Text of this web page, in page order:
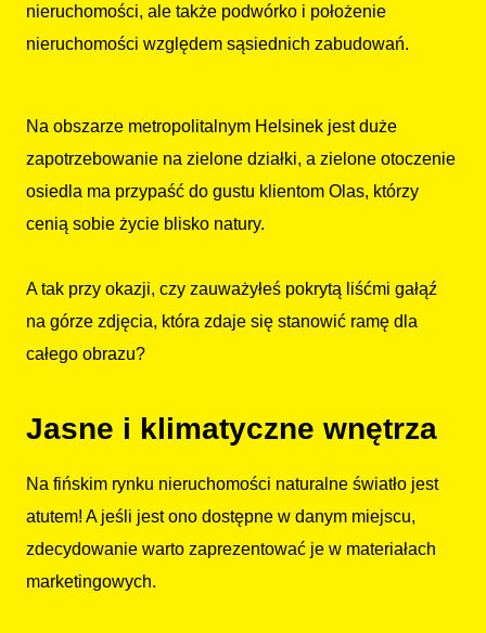
nieruchomości, ale także podwórko i położenie
nieruchomości względem sąsiednich zabudowań.
Na obszarze metropolitalnym Helsinek jest duże
zapotrzebowanie na zielone działki, a zielone otoczenie
osiedla ma przypaść do gustu klientom Olas, którzy
cenią sobie życie blisko natury.
A tak przy okazji, czy zauważyłeś pokrytą liśćmi gałąź
na górze zdjęcia, która zdaje się stanowić ramę dla
całego obrazu?
Jasne i klimatyczne wnętrza
Na fińskim rynku nieruchomości naturalne światło jest
atutem! A jeśli jest ono dostępne w danym miejscu,
zdecydowanie warto zaprezentować je w materiałach
marketingowych.